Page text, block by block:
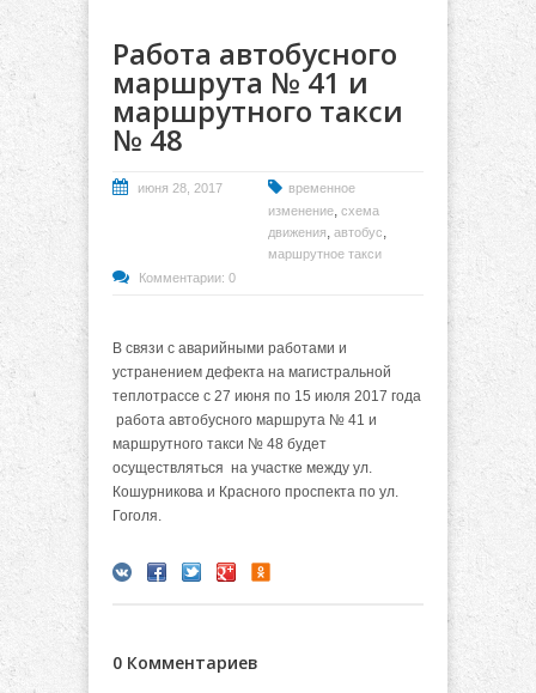
Работа автобусного
маршрута № 41 и
маршрутного такси
№ 48
июня 28, 2017
временное
изменение, схема
движения, автобус,
маршрутное такси
Комментарии: 0
В связи с аварийными работами и
устранением дефекта на магистральной
теплотрассе с 27 июня по 15 июля 2017 года
работа автобусного маршрута № 41 и
маршрутного такси № 48 будет
осуществляться на участке между ул.
Кошурникова и Красного проспекта по ул.
Гоголя.
0 Комментариев